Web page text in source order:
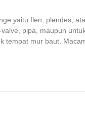
yaitu flen, plendes,
pipa, maupun
tempat mur baut.